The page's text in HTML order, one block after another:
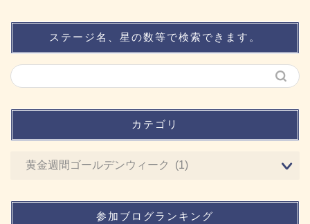
ステージ名、星の数等で検索できます。
カテゴリ
参加ブログランキング